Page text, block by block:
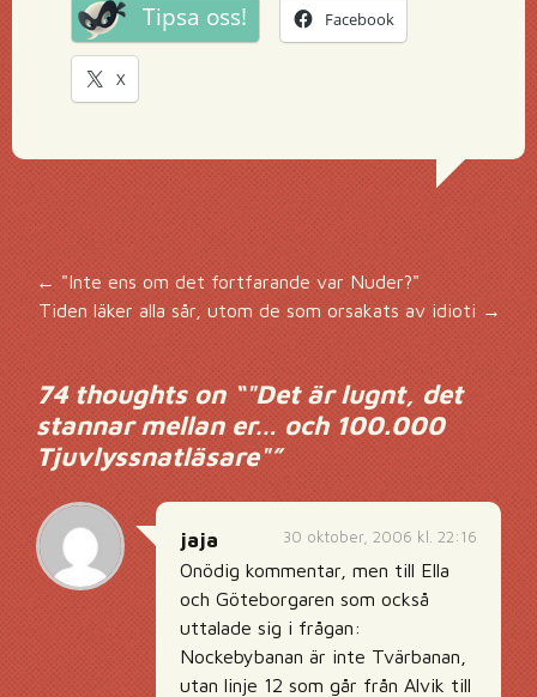
Tipsa oss! Facebook
X
Inläggsnavigering
←"Inte ens om det fortfarande var Nuder?"
Tiden läker alla sår, utom de som orsakats av idioti →
74 thoughts on “"Det är lugnt, det
stannar mellan er… och 100.000
Tjuvlyssnatläsare"”
30 oktober, 2006 kl. 22:16
jaja
Onödig kommentar, men till Ella
och Göteborgaren som också
uttalade sig i frågan:
Nockebybanan är inte Tvärbanan,
utan linje 12 som går från Alvik till